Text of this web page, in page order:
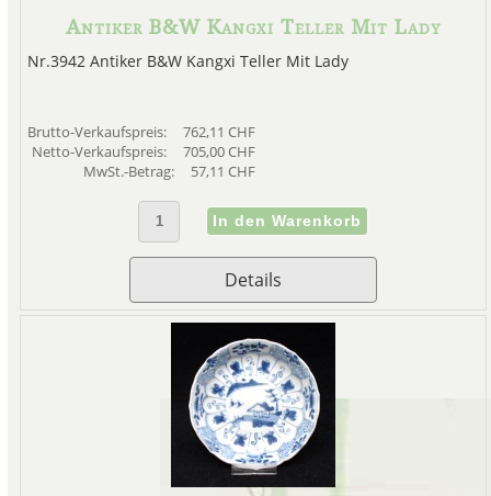
Antiker B&W Kangxi Teller Mit Lady
Nr.3942 Antiker B&W Kangxi Teller Mit Lady
Brutto-Verkaufspreis:
762,11 CHF
Netto-Verkaufspreis:
705,00 CHF
MwSt.-Betrag:
57,11 CHF
Details